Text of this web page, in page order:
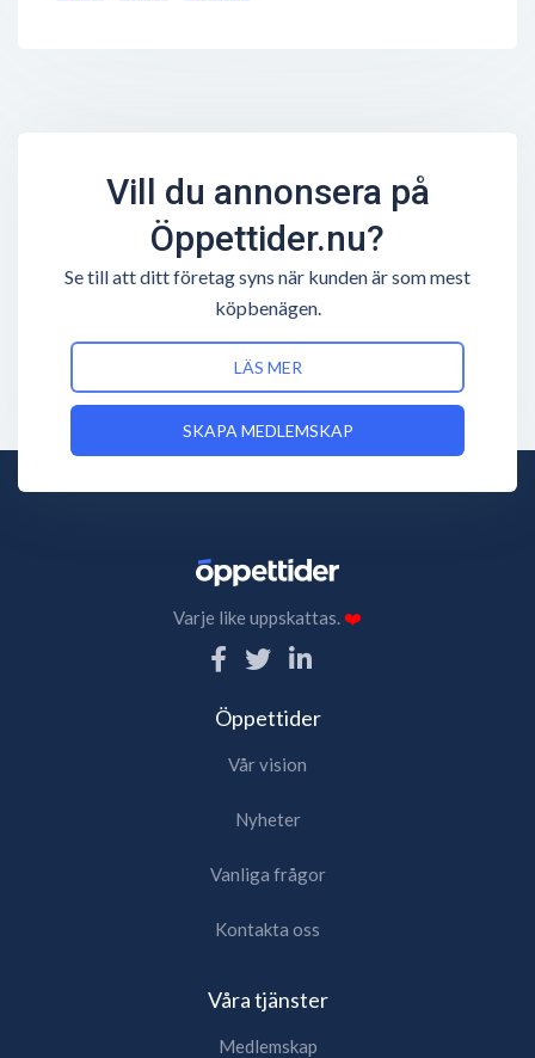
Vill du annonsera på
Öppettider.nu?
Se till att ditt företag syns när kunden är som mest
köpbenägen.
LÄS MER
SKAPA MEDLEMSKAP
Varje like uppskattas.❤️
Öppettider
Vår vision
Nyheter
Vanliga frågor
Kontakta oss
Våra tjänster
Medlemskap